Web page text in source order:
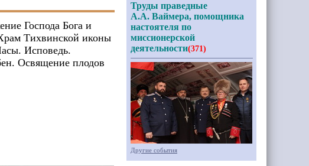
Господа Бога и
Тихвинской иконы
Исповедь.
Освящение плодов
Труды праведные
А.А. Ваймера, помощника
настоятеля по
миссионерской
деятельности(371)
Другие события